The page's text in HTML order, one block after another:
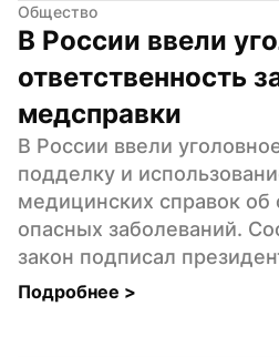
Общество
В России ввели
ответственность
медсправки
В России ввели
подделку и
медицинских справок об
опасных заболеваний.
закон подписал
Подробнее >